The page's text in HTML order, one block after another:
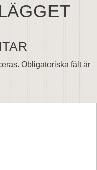
Obligatoriska fält är